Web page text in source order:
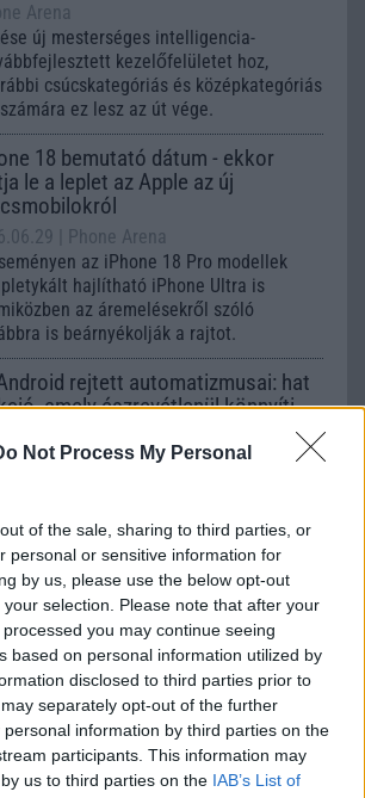
Not Process My Personal
of the sale, sharing to third parties, or
personal or sensitive information for
by us, please use the below opt-out
selection. Please note that after your
you may continue seeing
based on personal information utilized by
disclosed to third parties prior to
separately opt-out of the further
information by third parties on the
participants. This information may
us to third parties on the IAB’s List of
Arena
új mesterséges intelligencia-
kezelőfelületet hoz,
csúcskategóriás és középkategóriás
ez lesz az út vége.
18 bemutató dátum - ekkor
le a leplet az Apple az új
| Phone Arena
az iPhone 18 Pro modellek
hajlítható iPhone Ultra is
az áremelésekről szóló
is beárnyékolják a rajtot.
rejtett automatizmusai: hat
amely észrevétlenül könnyíti
| Android Police
alkalmazásokra esküszik, pedig az
dolgoznak a háttérben.
rejtett Samsung funkció teljesen
a mobilhasználatot –
mégsem tudnak róla
| Android Central
egyik leghasznosabb funkció, amely
a mindennapi használatot,
telefonokból továbbra is hiányzik.